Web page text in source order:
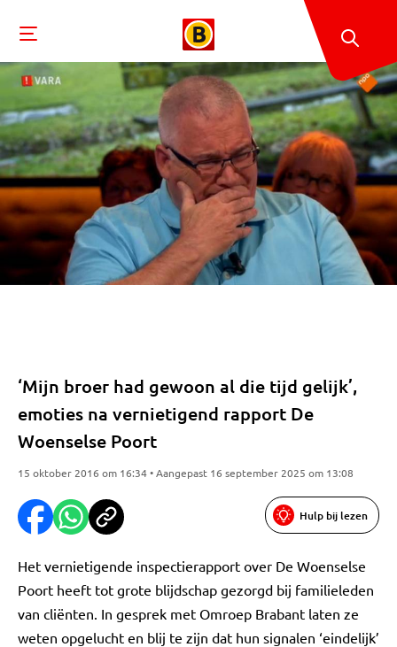
‘Mijn broer had gewoon al die tijd gelijk’,
emoties na vernietigend rapport De
Woenselse Poort
15 oktober 2016 om 16:34 • Aangepast 16 september 2025 om 13:08
Hulp bij lezen
Het vernietigende inspectierapport over De Woenselse
Poort heeft tot grote blijdschap gezorgd bij familieleden
van cliënten. In gesprek met Omroep Brabant laten ze
weten opgelucht en blij te zijn dat hun signalen ‘eindelijk’